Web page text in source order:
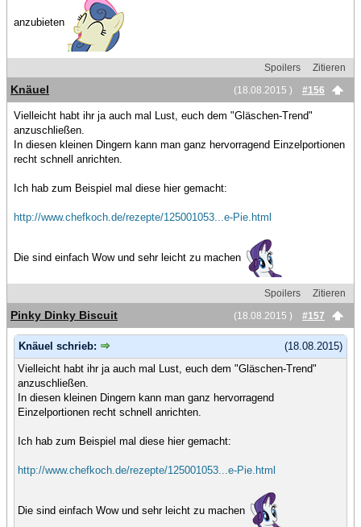
anzubieten
Spoilers
Zitieren
(18.08.2015 )
#156
Knäuel
Vielleicht habt ihr ja auch mal Lust, euch dem "Gläschen-Trend"
anzuschließen.
In diesen kleinen Dingern kann man ganz hervorragend Einzelportionen
recht schnell anrichten.
Ich hab zum Beispiel mal diese hier gemacht:
http://www.chefkoch.de/rezepte/125001053...e-Pie.html
Die sind einfach Wow und sehr leicht zu machen
Spoilers
Zitieren
(18.08.2015 )
#157
Pinky Dinky Biscuit
(18.08.2015)
Knäuel schrieb:
Vielleicht habt ihr ja auch mal Lust, euch dem "Gläschen-Trend"
anzuschließen.
In diesen kleinen Dingern kann man ganz hervorragend
Einzelportionen recht schnell anrichten.
Ich hab zum Beispiel mal diese hier gemacht:
http://www.chefkoch.de/rezepte/125001053...e-Pie.html
Die sind einfach Wow und sehr leicht zu machen